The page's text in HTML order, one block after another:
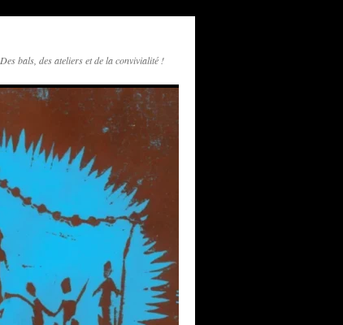
Des bals, des ateliers et de la convivialité !